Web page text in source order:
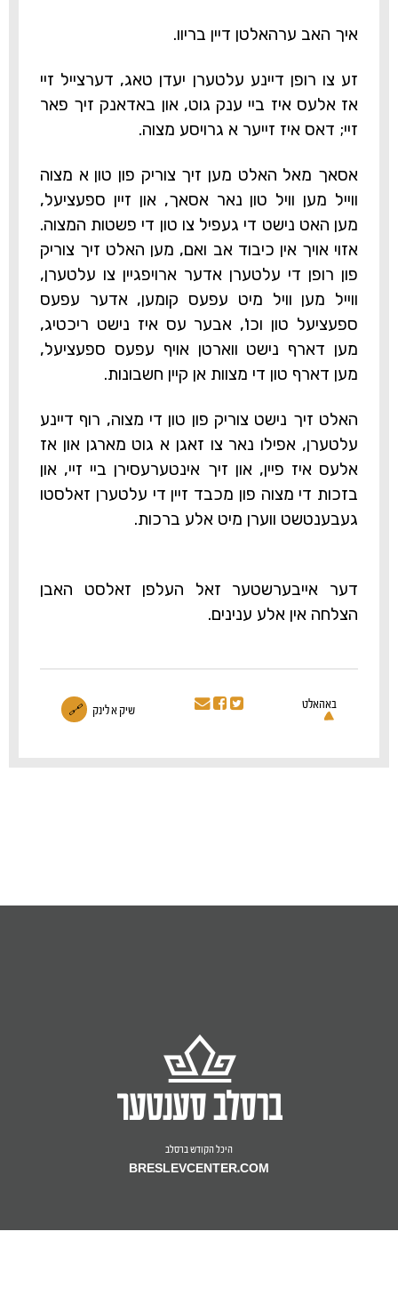
איך האב ערהאלטן דיין בריוו.
זע צו רופן דיינע עלטערן יעדן טאג, דערצייל זיי
אז אלעס איז ביי ענק גוט, און באדאנק זיך פאר
זיי; דאס איז זייער א גרויסע מצוה.
אסאך מאל האלט מען זיך צוריק פון טון א מצוה
ווייל מען וויל טון נאר אסאך, און זיין ספעציעל,
מען האט נישט די געפיל צו טון די פשטות המצוה.
אזוי אויך אין כיבוד אב ואם, מען האלט זיך צוריק
פון רופן די עלטערן אדער ארויפגיין צו עלטערן,
ווייל מען וויל מיט עפעס קומען, אדער עפעס
ספעציעל טון וכו', אבער עס איז נישט ריכטיג,
מען דארף נישט ווארטן אויף עפעס ספעציעל,
מען דארף טון די מצוות אן קיין חשבונות.
האלט זיך נישט צוריק פון טון די מצוה, רוף דיינע
עלטערן, אפילו נאר צו זאגן א גוט מארגן און אז
אלעס איז פיין, און זיך אינטערעסירן ביי זיי, און
בזכות די מצוה פון מכבד זיין די עלטערן זאלסטו
געבענטשט ווערן מיט אלע ברכות.
דער אייבערשטער זאל העלפן זאלסט האבן
הצלחה אין אלע ענינים.
באהאלט שיק א לינק 🔗
היכל הקודש ברסלב
BRESLEVCENTER.COM